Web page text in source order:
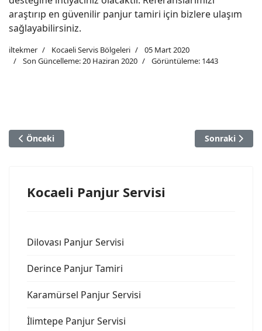
araştırıp en güvenilir panjur tamiri için bizlere ulaşım
sağlayabilirsiniz.
iltekmer Kocaeli Servis Bölgeleri
05 Mart 2020
Son Güncelleme: 20 Haziran 2020
Görüntüleme: 1443
Önceki Makale: Körfez Panjur Tamiri
Önceki Sonraki
Sonraki
Kocaeli Panjur Servisi
Dilovası Panjur Servisi
Derince Panjur Tamiri
Karamürsel Panjur Servisi
İlimtepe Panjur Servisi